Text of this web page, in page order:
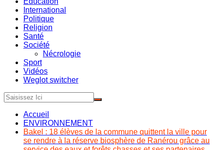
International
Politique
Religion
Santé
Société
Nécrologie
Sport
Vidéos
Weglot switcher
Accueil
ENVIRONNEMENT
Bakel : 18 élèves de la commune quittent la ville pour
se rendre à la réserve biosphère de Ranérou grâce au